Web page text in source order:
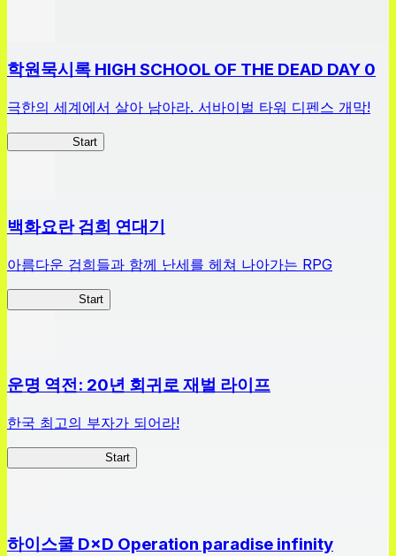
학원묵시록 HIGH SCHOOL OF THE DEAD DAY 0
극한의 세계에서 살아 남아라. 서바이벌 타워 디펜스 개막!
Start
백화요란 검희 연대기
아름다운 검희들과 함께 난세를 헤쳐 나아가는 RPG
Start
운명 역전: 20년 회귀로 재벌 라이프
한국 최고의 부자가 되어라!
Start
하이스쿨 D×D Operation paradise infinity